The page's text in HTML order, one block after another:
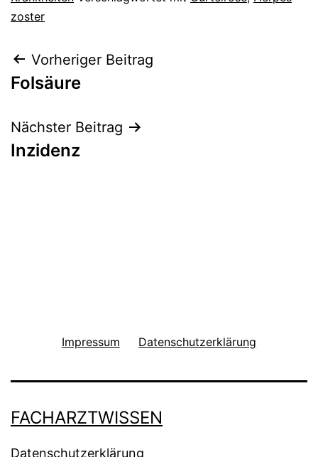
zoster
Beitragsnavigation
Vorheriger Beitrag
Folsäure
Nächster Beitrag
Inzidenz
Impressum Datenschutzerklärung
FACHARZTWISSEN
Datenschutzerklärung